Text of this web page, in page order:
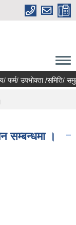
उपभोक्ता /समिति/ समुह/
सम्बन्धमा ।